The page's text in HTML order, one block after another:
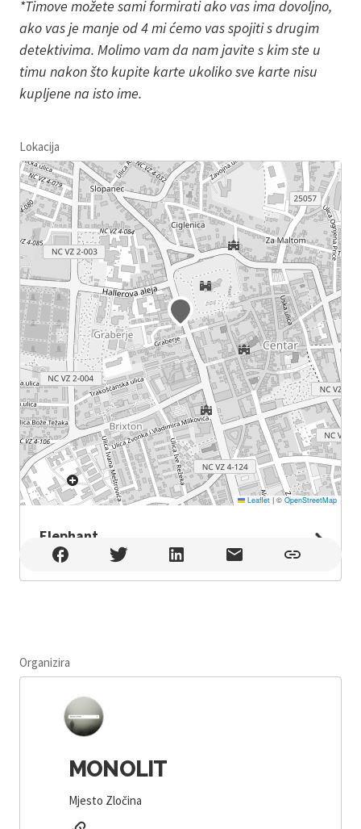
*Timove možete sami formirati ako vas ima dovoljno,
ako vas je manje od 4 mi ćemo vas spojiti s drugim
detektivima. Molimo vam da nam javite s kim ste u
timu nakon što kupite karte ukoliko sve karte nisu
kupljene na isto ime.
Lokacija
Leaflet |© OpenStreetMap
Elephant
Elephant , Varaždin
Organizira
MONOLIT
Mjesto Zločina